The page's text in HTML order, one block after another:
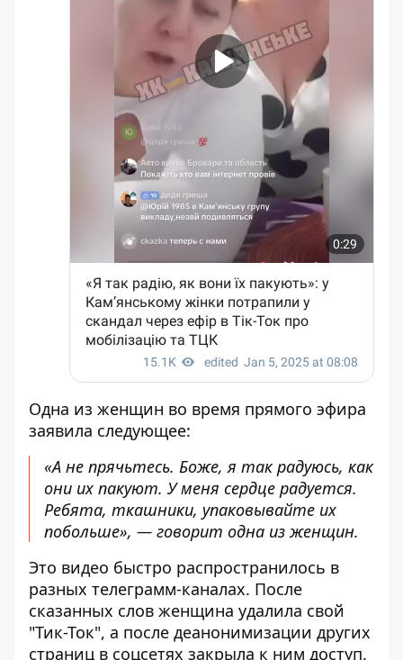
Одна из женщин во время прямого эфира
заявила следующее:
«А не прячьтесь. Боже, я так радуюсь, как
они их пакуют. У меня сердце радуется.
Ребята, ткашники, упаковывайте их
побольше», — говорит одна из женщин.
Это видео быстро распространилось в
разных телеграмм-каналах. После
сказанных слов женщина удалила свой
"Тик-Ток", а после деанонимизации других
страниц в соцсетях закрыла к ним доступ.